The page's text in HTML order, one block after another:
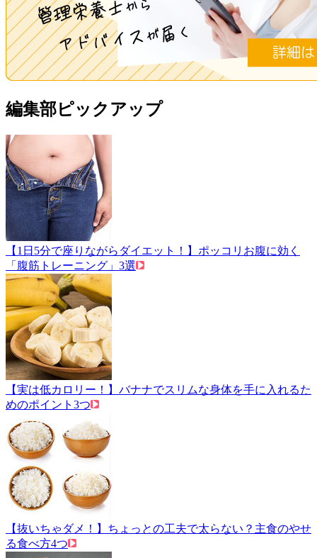
編集部ピックアップ
【1日5分で座りながらダイエット！】ポッコリお腹に効く
「腹筋トレーニング」3選
【実は低カロリー！】バナナでスリムな身体を手に入れるた
めのポイント3つ
【抜いちゃダメ！】ちょっとの工夫で太らない？主食のやせ
る食べ方4つ